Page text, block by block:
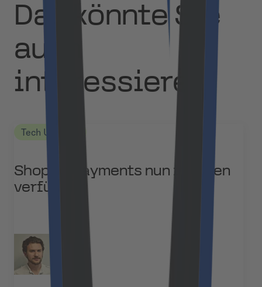
Das könnte Sie
auch
interessieren
Tech Updates
Shopify Payments nun in Polen
verfügbar